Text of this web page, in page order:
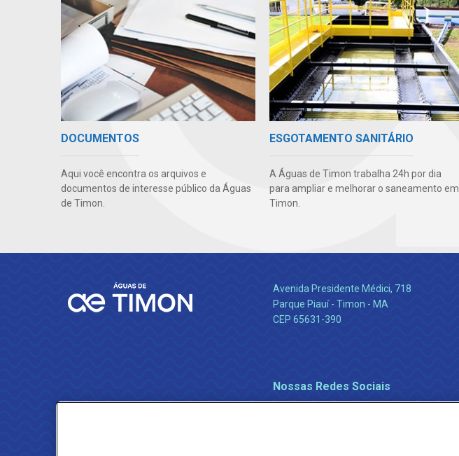
DOCUMENTOS
Aqui você encontra os arquivos e
documentos de interesse público da Águas
de Timon.
ESGOTAMENTO SANITÁRIO
A Águas de Timon trabalha 24h por dia
para ampliar e melhorar o saneamento em
Timon.
Avenida Presidente Médici, 718
Parque Piauí - Timon - MA
CEP 65631-390
Nossas Redes Sociais